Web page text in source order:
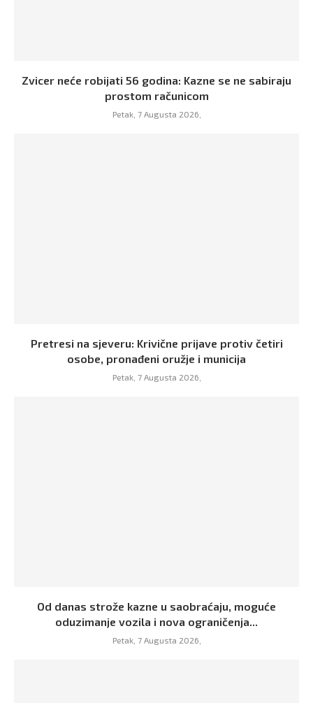
Zvicer neće robijati 56 godina: Kazne se ne sabiraju
prostom računicom
Petak, 7 Augusta 2026,
Pretresi na sjeveru: Krivične prijave protiv četiri
osobe, pronađeni oružje i municija
Petak, 7 Augusta 2026,
Od danas strože kazne u saobraćaju, moguće
oduzimanje vozila i nova ograničenja...
Petak, 7 Augusta 2026,